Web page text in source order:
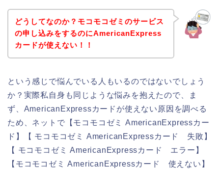
どうしてなのか？モコモコゼミのサービス
の申し込みをするのにAmericanExpress
カードが使えない！！
という感じで悩んでいる人もいるのではないでしょう
か？実際私自身も同じような悩みを抱えたので、ま
ず、AmericanExpressカードが使えない原因を調べる
ため、ネットで【モコモコゼミ AmericanExpressカー
ド】【 モコモコゼミ AmericanExpressカード 失敗】
【 モコモコゼミ AmericanExpressカード エラー】
【モコモコゼミ AmericanExpressカード 使えない】